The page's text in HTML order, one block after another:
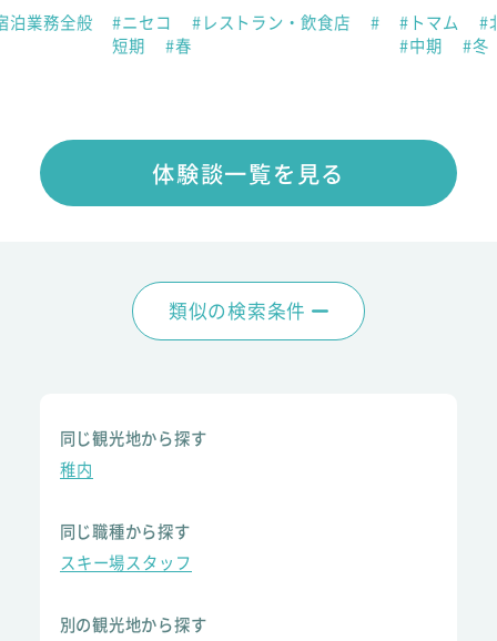
泊業務全般 #ニセコ #レストラン・飲食店
#
短期
#春
#トマム
#
#中期
#冬
体験談一覧を見る
類似の検索条件
同じ観光地から探す
稚内
同じ職種から探す
スキー場スタッフ
別の観光地から探す